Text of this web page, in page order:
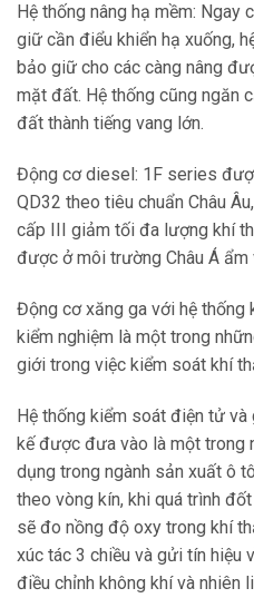
Hệ thống nâng hạ mềm:
giữ cần điểu khiển hạ xuống,
bảo giữ cho các càng nâng
mặt đất. Hệ thống cũng ngăn
đất thành tiếng vang lớn.
Động cơ diesel: 1F series
QD32 theo tiêu chuẩn Châu
cấp III giảm tối đa lượng khí
được ở môi trường Châu Á ẩm
Động cơ xăng ga với hệ
kiểm nghiệm là một trong
giới trong việc kiểm soát khí
Hệ thống kiểm soát điện tử và
kế được đưa vào là một trong
dụng trong ngành sản xuất ô
theo vòng kín, khi quá trình
sẽ đo nồng độ oxy trong khí
xúc tác 3 chiều và gửi tín hiệu
điều chỉnh không khí và nhiên